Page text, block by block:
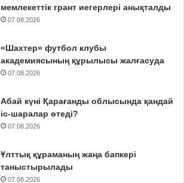
мемлекеттік грант иегерлері анықталды
07.08.2026
«Шахтер» футбол клубы
академиясының құрылысы жалғасуда
07.08.2026
Абай күні Қарағанды облысында қандай
іс-шаралар өтеді?
07.08.2026
Ұлттық құраманың жаңа бапкері
таныстырылады
07.08.2026